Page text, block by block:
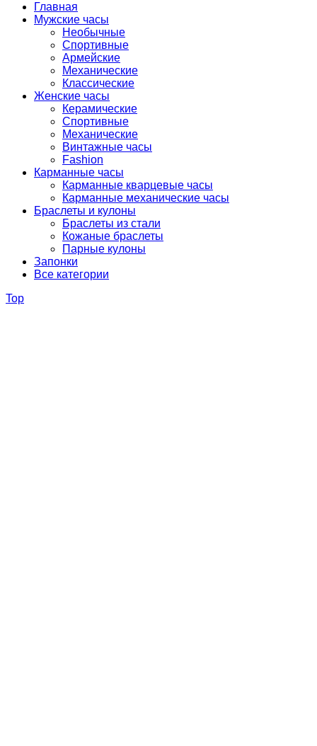
Главная
Мужские часы
Необычные
Спортивные
Армейские
Механические
Классические
Женские часы
Керамические
Спортивные
Механические
Винтажные часы
Fashion
Карманные часы
Карманные кварцевые часы
Карманные механические часы
Браслеты и кулоны
Браслеты из стали
Кожаные браслеты
Парные кулоны
Запонки
Все категории
Top